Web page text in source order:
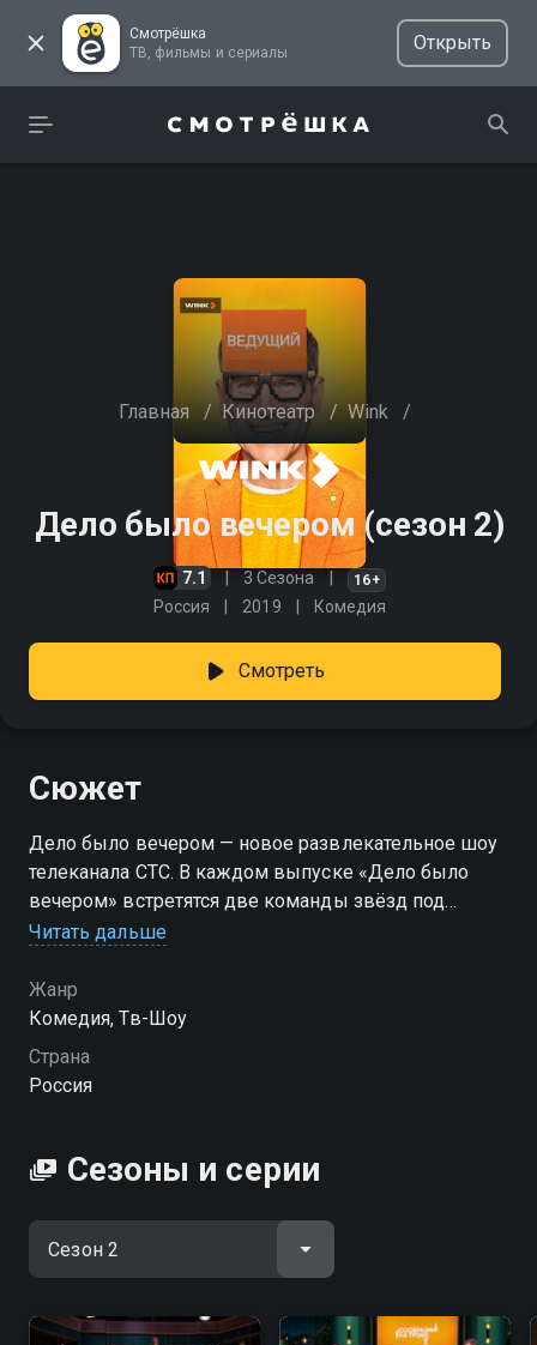
Смотрёшка
ТВ, фильмы и сериалы
Открыть
Главная / Кинотеатр / Wink /
Дело было вечером (сезон 2)
7.1 3 Сезона 16+
Россия 2019 Комедия
Смотреть
Сюжет
Дело было вечером — новое развлекательное шоу
телеканала СТС. В каждом выпуске «Дело было
вечером» встретятся две команды звёзд под
руководством капитанов — обычных зрителей,
таксистов, соберут «звезду» по частям, угадают
песню в исполнении компьютера, изобразят хит и
поучаствуют в других неожиданных конкурсах. В
финале каждого выпуска капитан команды
500 000 рублей. В случае победы половину суммы
забирает капитан, а остальные 50% получает
звёздный участник, чтобы передать выигранную
сумму в благотворительный фонд. Является
адаптацией американской программы «Hollywood
канале под названием «Подмосковные вечера» с
Читать дальше
Жанр
Комедия, Тв-Шоу
Страна
Россия
Сезоны и серии